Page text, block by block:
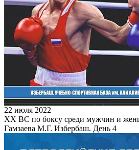
22 июля 2022
XX ВС по боксу среди мужчин и
Гамзаева М.Г. Избербаш. День 4